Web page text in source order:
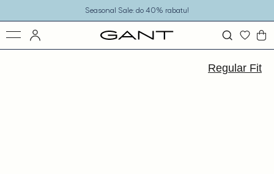
Seasonal Sale: do 40% rabatu!
Regular Fit